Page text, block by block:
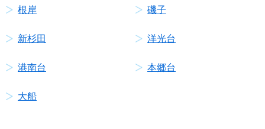
根岸 磯子
新杉田 洋光台
港南台 本郷台
大船